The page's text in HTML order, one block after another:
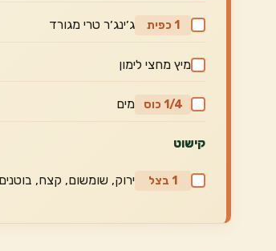
1 כפית ג׳ינג׳ר טרי מגורד
מיץ מחצי לימון
1/4 כוס מים
קישוט
1 בצל ירוק, שומשום, קצח,